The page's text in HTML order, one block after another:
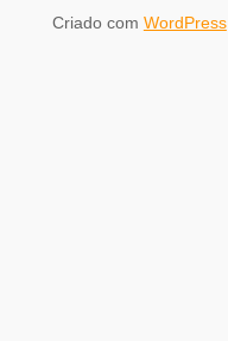
Criado com WordPress